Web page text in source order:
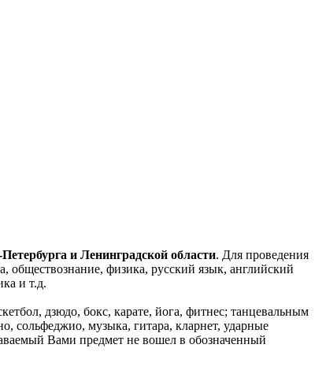
и Ленинградской области. Для проведения
обществознание, физика, русский язык, английский
и т.д.
дзюдо, бокс, карате, йога, фитнес; танцевальным
сольфеджио, музыка, гитара, кларнет, ударные
Вами предмет не вошел в обозначенный